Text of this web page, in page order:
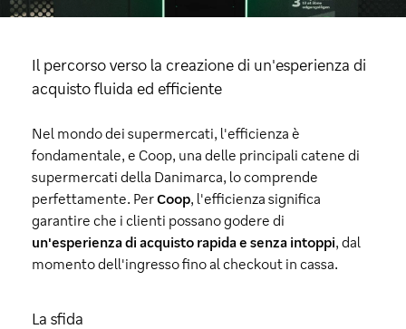
Il percorso verso la creazione di un'esperienza di
acquisto fluida ed efficiente
Nel mondo dei supermercati, l'efficienza è
fondamentale, e Coop, una delle principali catene di
supermercati della Danimarca, lo comprende
perfettamente. PerCoop, l'efficienza significa
garantire che i clienti possano godere di
un'esperienza di acquisto rapida e senza intoppi, dal
momento dell'ingresso fino al checkout in cassa.
La sfida